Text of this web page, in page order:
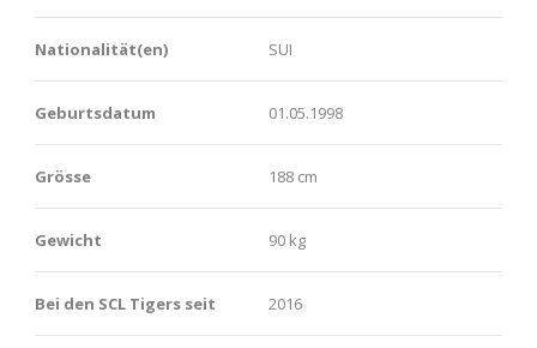
Nationalität(en) SUI
Geburtsdatum 01.05.1998
Grösse 188 cm
Gewicht 90 kg
Bei den SCL Tigers seit 2016